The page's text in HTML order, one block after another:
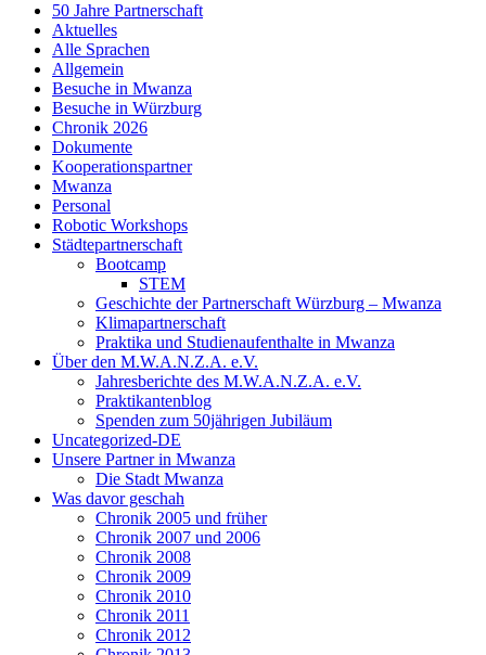
50 Jahre Partnerschaft
Aktuelles
Alle Sprachen
Allgemein
Besuche in Mwanza
Besuche in Würzburg
Chronik 2026
Dokumente
Kooperationspartner
Mwanza
Personal
Robotic Workshops
Städtepartnerschaft
Bootcamp
STEM
Geschichte der Partnerschaft Würzburg – Mwanza
Klimapartnerschaft
Praktika und Studienaufenthalte in Mwanza
Über den M.W.A.N.Z.A. e.V.
Jahresberichte des M.W.A.N.Z.A. e.V.
Praktikantenblog
Spenden zum 50jährigen Jubiläum
Uncategorized-DE
Unsere Partner in Mwanza
Die Stadt Mwanza
Was davor geschah
Chronik 2005 und früher
Chronik 2007 und 2006
Chronik 2008
Chronik 2009
Chronik 2010
Chronik 2011
Chronik 2012